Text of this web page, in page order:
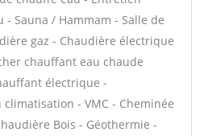
- Sauna / Hammam - Salle de
gaz - Chaudière électrique
chauffant eau chaude
électrique -
- VMC - Cheminée
Bois - Géothermie -